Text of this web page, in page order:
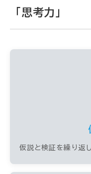
「思考力」
仮説と検証を繰り返